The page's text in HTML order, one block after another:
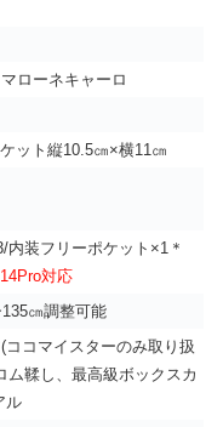
ローネキャーロ
ット縦10.5㎝×横11㎝
装フリーポケット×1＊
対応
㎝調整可能
コマイスターのみ取り扱
ム鞣し、最高級ボックスカ
ル